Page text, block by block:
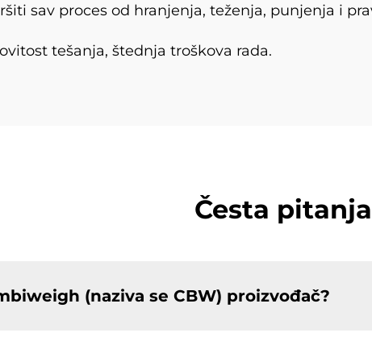
sav proces od hranjenja, teženja, punjenja i
tešanja, štednja troškova rada.
Česta pitanja
(naziva se CBW) proizvođač?